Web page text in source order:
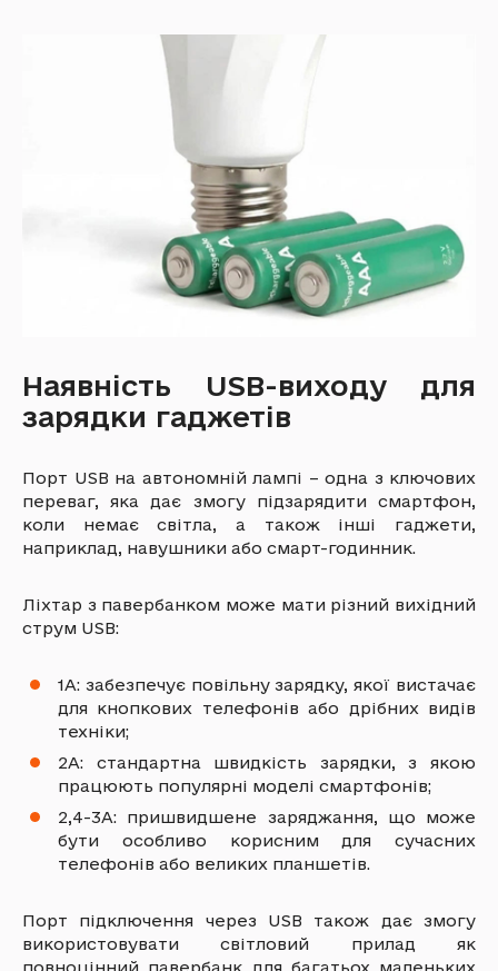
Наявність USB-виходу для
зарядки гаджетів
Порт USB на автономній лампі – одна з ключових
переваг, яка дає змогу підзарядити смартфон,
коли немає світла, а також інші гаджети,
наприклад, навушники або смарт-годинник.
Ліхтар з павербанком може мати різний вихідний
струм USB:
1А: забезпечує повільну зарядку, якої вистачає
для кнопкових телефонів або дрібних видів
техніки;
2А: стандартна швидкість зарядки, з якою
працюють популярні моделі смартфонів;
2,4-3А: пришвидшене заряджання, що може
бути особливо корисним для сучасних
телефонів або великих планшетів.
Порт підключення через USB також дає змогу
використовувати світловий прилад як
повноцінний павербанк для багатьох маленьких